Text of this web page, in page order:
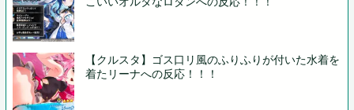
【クルスタ】ゴス口リ風のふりふりが付いた水着を
着たリーナへの反応！！！